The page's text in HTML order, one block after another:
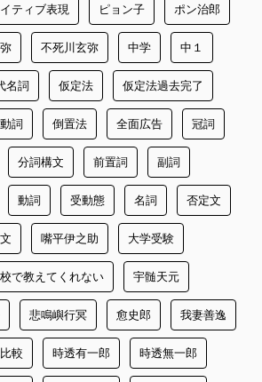
ティブ表現 ピョン子 ポン治郎
不死川玄弥 中学 中１
名詞 仮定法 仮定法過去完了
詞 倒置法 全面広告 冠詞
分詞構文 前置詞 副詞
動詞 受動態 名詞 否定文
嘴平伊之助 大学受験
で教えてくれない 宇髄天元
悲鳴嶼行冥 愈史郎 我妻善逸
較 時透有一郎 時透無一郎